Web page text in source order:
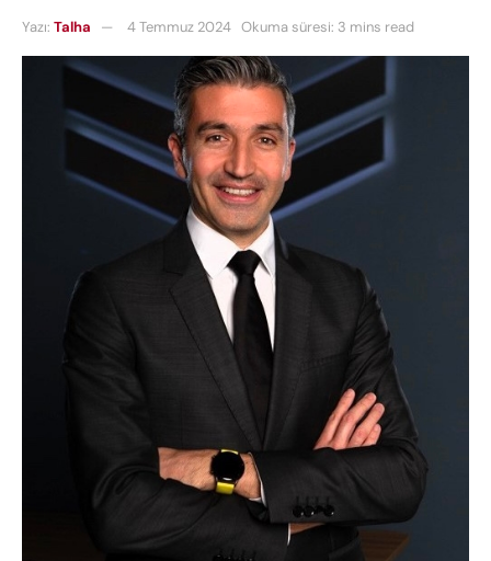
Yazı: Talha 4 Temmuz 2024 Okuma süresi: 3 mins read